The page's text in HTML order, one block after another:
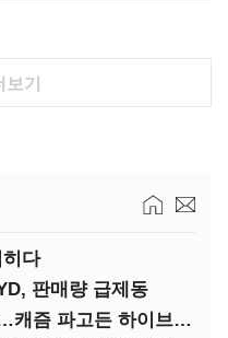
기
다
판매량 급제동
독일차 넘은 현대차 ‘뚝심’…캐즘 파고든 하이브리드 역전극